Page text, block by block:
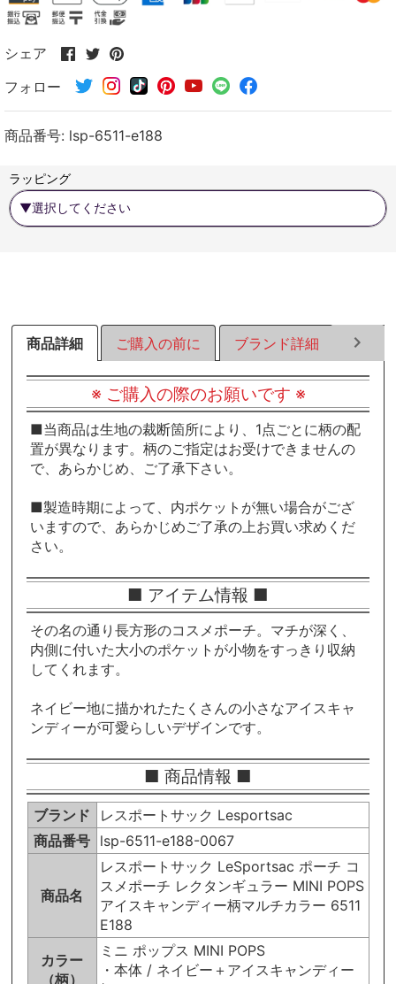
シェア
Facebook
シ
ェ
す
Twitter
シ
ェ
ア
す
Pinterest
シ
ェ
ア
す
フォロー
商品番号: lsp-6511-e188
ラッピング
商品詳細 ご購入の前に ブランド詳細 ラッ
※ ご購入の際のお願いです ※
■当商品は生地の裁断箇所により、1点ごとに柄の配
置が異なります。柄のご指定はお受けできませんの
で、あらかじめ、ご了承下さい。
■製造時期によって、内ポケットが無い場合がござ
いますので、あらかじめご了承の上お買い求めくだ
さい。
■ アイテム情報 ■
その名の通り長方形のコスメポーチ。マチが深く、
内側に付いた大小のポケットが小物をすっきり収納
してくれます。
ネイビー地に描かれたたくさんの小さなアイスキャ
ンディーが可愛らしいデザインです。
■ 商品情報 ■
ブランド
レスポートサック Lesportsac
商品番号 lsp-6511-e188-0067
商品名
レスポートサック LeSportsac ポーチ コ
スメポーチ レクタンギュラー MINI POPS
アイスキャンディー柄マルチカラー 6511
E188
カラー
（柄）
ミニ ポップス MINI POPS
・本体 / ネイビー＋アイスキャンディー